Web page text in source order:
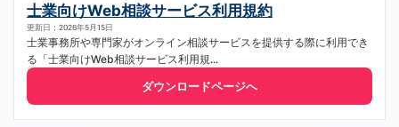
士業向けWeb相談サービス利用規約
更新日：2026年5月15日
士業事務所や専門家がオンライン相談サービスを提供する際に利用でき
る「士業向けWeb相談サービス利用規...
ダウンロードページへ